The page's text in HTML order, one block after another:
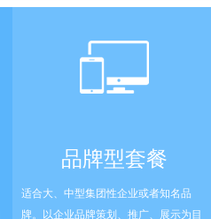
品牌型套餐
适合大、中型集团性企业或者知名品
牌。以企业品牌策划、推广、展示为目